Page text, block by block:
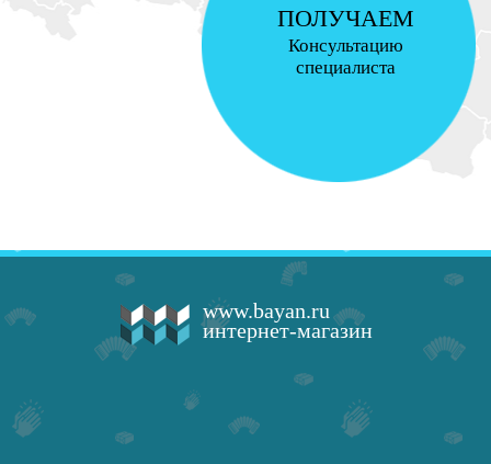
ПОЛУЧАЕМ
Консультацию
специалиста
www.bayan.ru
интернет-магазин